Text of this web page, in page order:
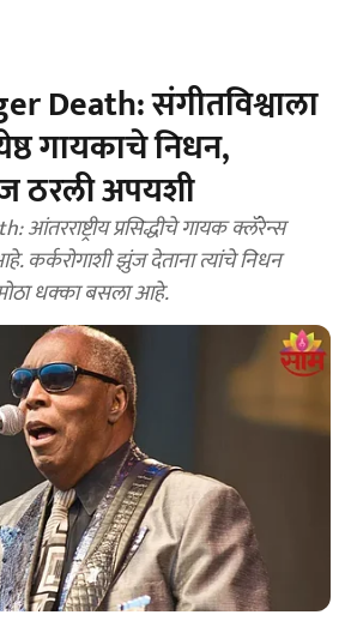
Death: संगीतविश्वाला
गायकाचे निधन,
ठरली अपयशी
प्रसिद्धीचे गायक क्लॅरेन्स
कर्करोगाशी झुंज देताना त्यांचे निधन
धक्का बसला आहे.